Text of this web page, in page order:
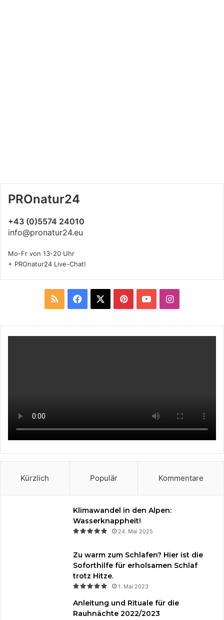
PROnatur24
+43 (0)5574 24010
info@pronatur24.eu
Mo-Fr von 13-20 Uhr
+ PROnatur24 Live-Chat!
S
c
k
P
n
s
t
u
e
I
s
a
m
Kürzlich Populär Kommentare
Klimawandel in den Alpen:
Wasserknappheit!
24. Mai 2025
Zu warm zum Schlafen? Hier ist die
Soforthilfe für erholsamen Schlaf
trotz Hitze.
1. Mai 2023
Anleitung und Rituale für die
Rauhnächte 2022/2023